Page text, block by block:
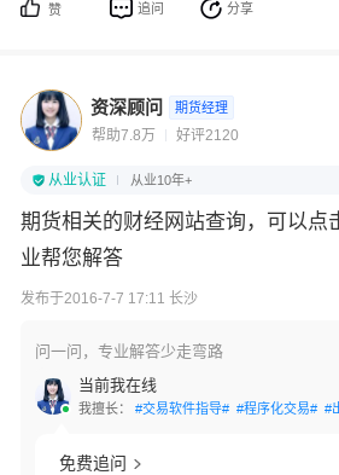
赞 追问 分享
资深顾问 期货经理
帮助7.8万 好评2120
从业认证 从业10年+
期货相关的财经网站查询，可以点
业帮您解答
发布于2016-7-7 17:11 长沙
问一问，专业解答少走弯路
当前我在线
我擅长： #交易软件指导# #程序化交易# #
免费追问